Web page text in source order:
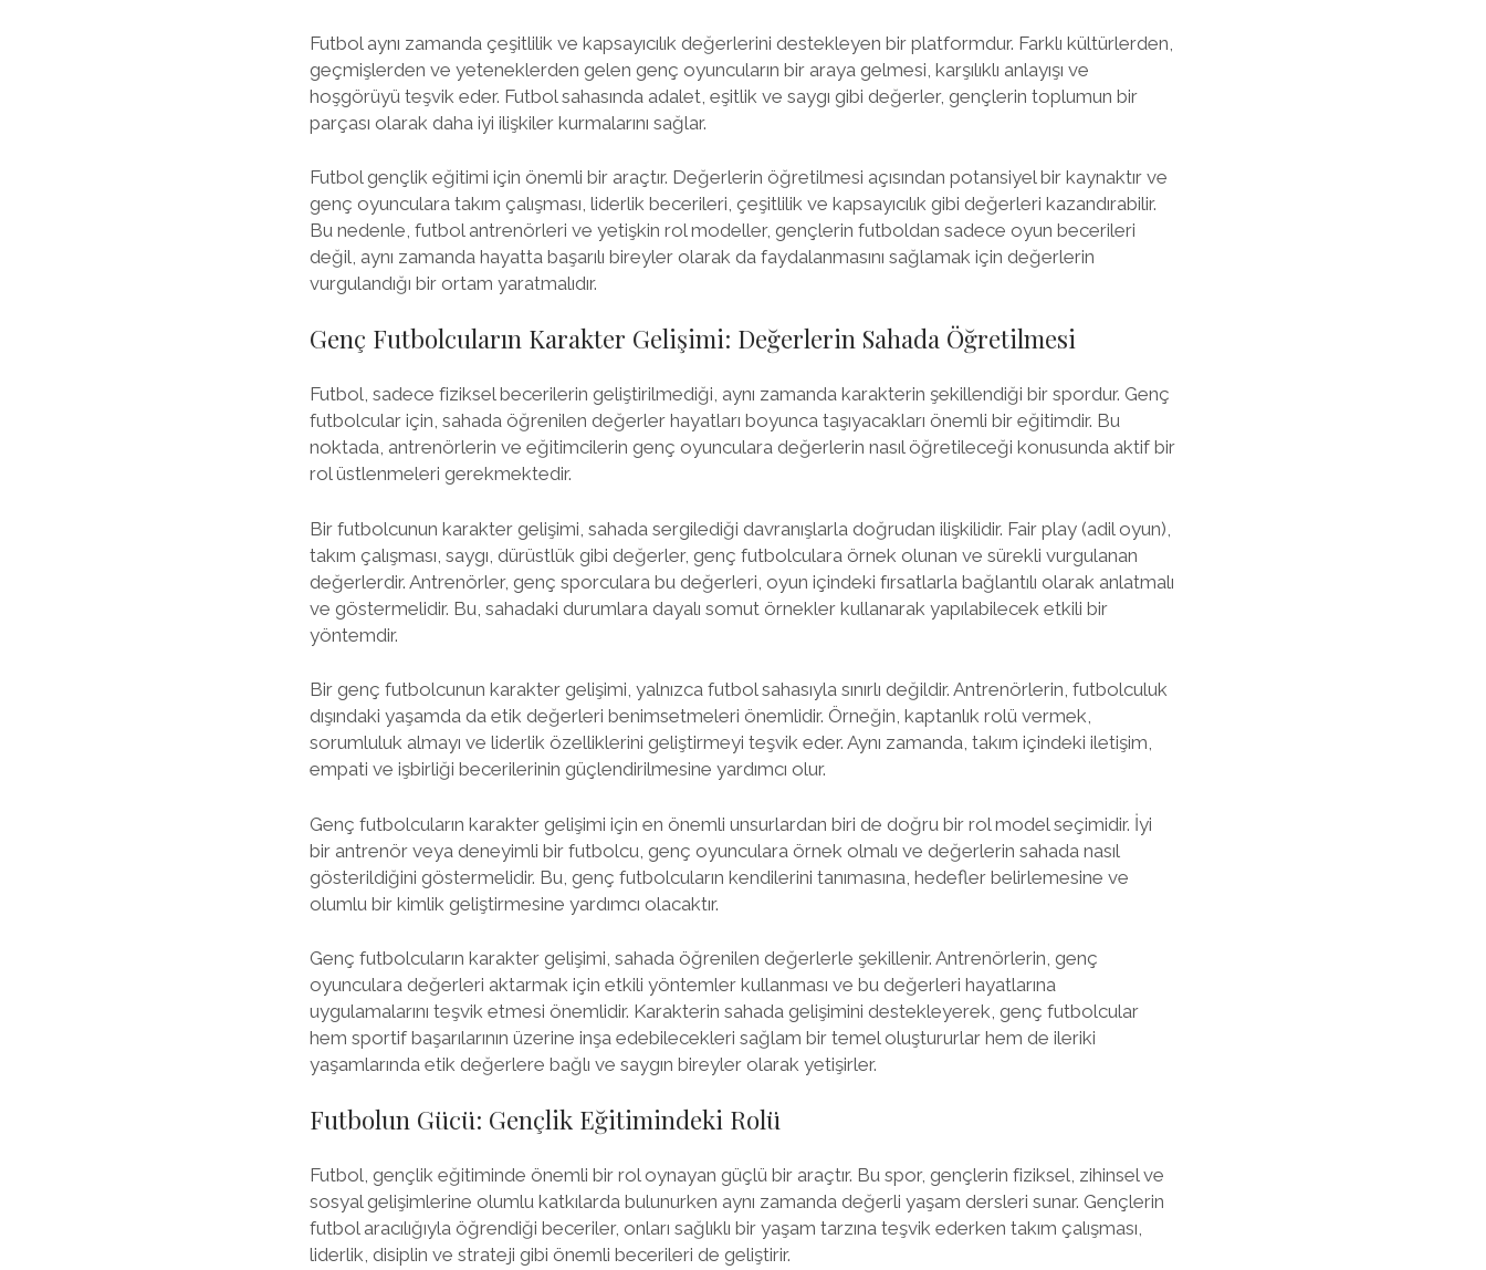
Futbol aynı zamanda çeşitlilik ve kapsayıcılık değerlerini destekleyen bir platformdur. Farklı kültürlerden,
geçmişlerden ve yeteneklerden gelen genç oyuncuların bir araya gelmesi, karşılıklı anlayışı ve
hoşgörüyü teşvik eder. Futbol sahasında adalet, eşitlik ve saygı gibi değerler, gençlerin toplumun bir
parçası olarak daha iyi ilişkiler kurmalarını sağlar.
Futbol gençlik eğitimi için önemli bir araçtır. Değerlerin öğretilmesi açısından potansiyel bir kaynaktır ve
genç oyunculara takım çalışması, liderlik becerileri, çeşitlilik ve kapsayıcılık gibi değerleri kazandırabilir.
Bu nedenle, futbol antrenörleri ve yetişkin rol modeller, gençlerin futboldan sadece oyun becerileri
değil, aynı zamanda hayatta başarılı bireyler olarak da faydalanmasını sağlamak için değerlerin
vurgulandığı bir ortam yaratmalıdır.
Genç Futbolcuların Karakter Gelişimi: Değerlerin Sahada Öğretilmesi
Futbol, sadece fiziksel becerilerin geliştirilmediği, aynı zamanda karakterin şekillendiği bir spordur. Genç
futbolcular için, sahada öğrenilen değerler hayatları boyunca taşıyacakları önemli bir eğitimdir. Bu
noktada, antrenörlerin ve eğitimcilerin genç oyunculara değerlerin nasıl öğretileceği konusunda aktif bir
rol üstlenmeleri gerekmektedir.
Bir futbolcunun karakter gelişimi, sahada sergilediği davranışlarla doğrudan ilişkilidir. Fair play (adil oyun),
takım çalışması, saygı, dürüstlük gibi değerler, genç futbolculara örnek olunan ve sürekli vurgulanan
değerlerdir. Antrenörler, genç sporculara bu değerleri, oyun içindeki fırsatlarla bağlantılı olarak anlatmalı
ve göstermelidir. Bu, sahadaki durumlara dayalı somut örnekler kullanarak yapılabilecek etkili bir
yöntemdir.
Bir genç futbolcunun karakter gelişimi, yalnızca futbol sahasıyla sınırlı değildir. Antrenörlerin, futbolculuk
dışındaki yaşamda da etik değerleri benimsetmeleri önemlidir. Örneğin, kaptanlık rolü vermek,
sorumluluk almayı ve liderlik özelliklerini geliştirmeyi teşvik eder. Aynı zamanda, takım içindeki iletişim,
empati ve işbirliği becerilerinin güçlendirilmesine yardımcı olur.
Genç futbolcuların karakter gelişimi için en önemli unsurlardan biri de doğru bir rol model seçimidir. İyi
bir antrenör veya deneyimli bir futbolcu, genç oyunculara örnek olmalı ve değerlerin sahada nasıl
gösterildiğini göstermelidir. Bu, genç futbolcuların kendilerini tanımasına, hedefler belirlemesine ve
olumlu bir kimlik geliştirmesine yardımcı olacaktır.
Genç futbolcuların karakter gelişimi, sahada öğrenilen değerlerle şekillenir. Antrenörlerin, genç
oyunculara değerleri aktarmak için etkili yöntemler kullanması ve bu değerleri hayatlarına
uygulamalarını teşvik etmesi önemlidir. Karakterin sahada gelişimini destekleyerek, genç futbolcular
hem sportif başarılarının üzerine inşa edebilecekleri sağlam bir temel oluştururlar hem de ileriki
yaşamlarında etik değerlere bağlı ve saygın bireyler olarak yetişirler.
Futbolun Gücü: Gençlik Eğitimindeki Rolü
Futbol, gençlik eğitiminde önemli bir rol oynayan güçlü bir araçtır. Bu spor, gençlerin fiziksel, zihinsel ve
sosyal gelişimlerine olumlu katkılarda bulunurken aynı zamanda değerli yaşam dersleri sunar. Gençlerin
futbol aracılığıyla öğrendiği beceriler, onları sağlıklı bir yaşam tarzına teşvik ederken takım çalışması,
liderlik, disiplin ve strateji gibi önemli becerileri de geliştirir.